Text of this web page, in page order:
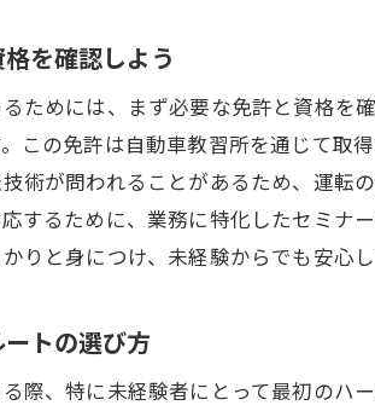
未経験者が直面
柔軟な働き方の
配送中の安全を
仕事を通じて得
先輩のアドバイ
副業として軽貨
を確認しよう
ためには、まず必要な免許と資格を
この免許は自動車教習所を通じて取
術が問われることがあるため、運転
するために、業務に特化したセミナ
りと身につけ、未経験からでも安心
トの選び方
際、特に未経験者にとって最初のハ